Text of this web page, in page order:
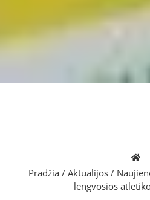
Pradžia / Aktualijos /
lengvosios